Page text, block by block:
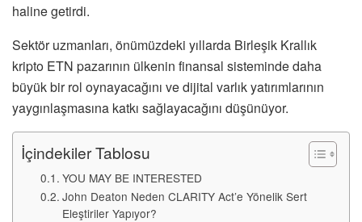
haline getirdi.
Sektör uzmanları, önümüzdeki yıllarda Birleşik Krallık
kripto ETN pazarının ülkenin finansal sisteminde daha
büyük bir rol oynayacağını ve dijital varlık yatırımlarının
yaygınlaşmasına katkı sağlayacağını düşünüyor.
İçindekiler Tablosu
YOU MAY BE INTERESTED
John Deaton Neden CLARITY Act’e Yönelik Sert
Eleştiriler Yapıyor?